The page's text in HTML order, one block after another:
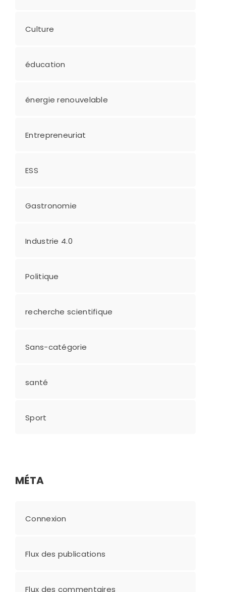
Culture
éducation
énergie renouvelable
Entrepreneuriat
ESS
Gastronomie
Industrie 4.0
Politique
recherche scientifique
Sans-catégorie
santé
Sport
MÉTA
Connexion
Flux des publications
Flux des commentaires